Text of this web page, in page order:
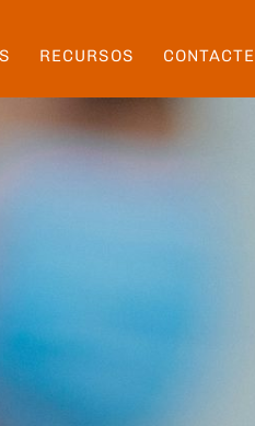
RECURSOS CONTACTE